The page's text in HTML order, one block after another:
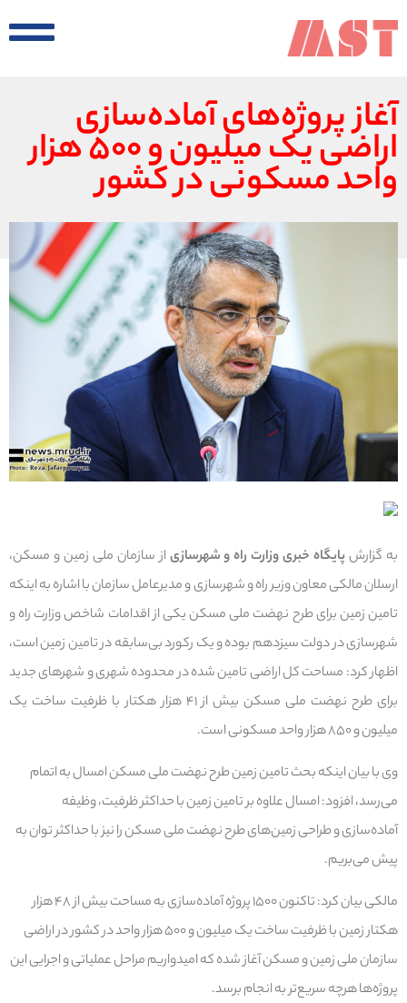
آغاز پروژه‌های آماده‌سازی
اراضی یک میلیون و ۵۰۰ هزار
واحد مسکونی در کشور
به گزارش پایگاه خبری وزارت راه و شهرسازی از سازمان ملی زمین و مسکن،
ارسلان مالکی معاون وزیر راه و شهرسازی و مدیرعامل سازمان با اشاره به اینکه
تامین زمین برای طرح نهضت ملی مسکن یکی از اقدامات شاخص وزارت راه و
شهرسازی در دولت سیزدهم بوده و یک رکورد بی‌سابقه در تامین زمین است،
اظهار کرد: مساحت کل اراضی تامین شده در محدوده شهری و شهرهای جدید
برای طرح نهضت ملی مسکن بیش از ۴۱ هزار هکتار با ظرفیت ساخت یک
میلیون و ۸۵۰ هزار واحد مسکونی است.
وی با بیان اینکه بحث تامین زمین طرح نهضت ملی مسکن امسال به اتمام
می‌رسد، افزود: امسال علاوه بر تامین زمین با حداکثر ظرفیت، وظیفه
آماده‌سازی و طراحی زمین‌های طرح نهضت ملی مسکن را نیز با حداکثر توان به
پیش می‌بریم.
مالکی بیان کرد: تاکنون ۱۵۰۰ پروژه آماده‌سازی به مساحت بیش از ۴۸ هزار
هکتار زمین با ظرفیت ساخت یک میلیون و ۵۰۰ هزار واحد در کشور در اراضی
سازمان ملی زمین و مسکن آغاز شده که امیدواریم مراحل عملیاتی و اجرایی این
پروژه‌ها هرچه سریع‌تر به انجام برسد.